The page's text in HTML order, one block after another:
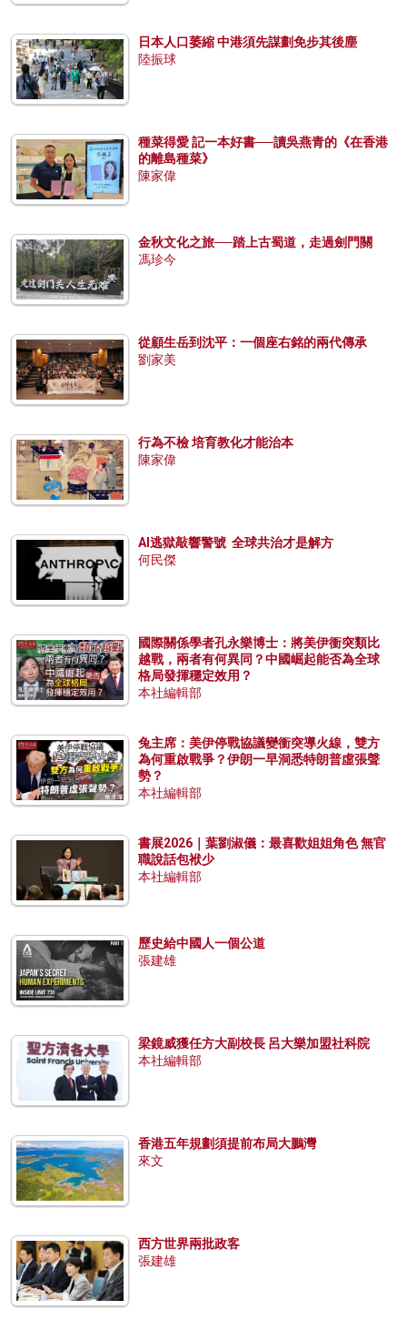
日本人口萎縮 中港須先謀劃免步其後塵
陸振球
種菜得愛 記一本好書──讀吳燕青的《在香港
的離島種菜》
陳家偉
金秋文化之旅──踏上古蜀道，走過劍門關
馮珍今
從顧生岳到沈平：一個座右銘的兩代傳承
劉家美
行為不檢 培育教化才能治本
陳家偉
AI逃獄敲響警號 全球共治才是解方
何民傑
國際關係學者孔永樂博士：將美伊衝突類比
越戰，兩者有何異同？中國崛起能否為全球
格局發揮穩定效用？
本社編輯部
兔主席：美伊停戰協議變衝突導火線，雙方
為何重啟戰爭？伊朗一早洞悉特朗普虛張聲
勢？
本社編輯部
書展2026｜葉劉淑儀：最喜歡姐姐角色 無官
職說話包袱少
本社編輯部
歷史給中國人一個公道
張建雄
梁鏡威獲任方大副校長 呂大樂加盟社科院
本社編輯部
香港五年規劃須提前布局大鵬灣
來文
西方世界兩批政客
張建雄